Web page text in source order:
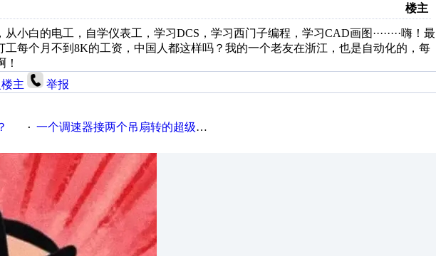
楼主
小白的电工，自学仪表工，学习DCS，学习西门子编程，学习CAD画图········嗨！最
每个月不到8K的工资，中国人都这样吗？我的一个老友在浙江，也是自动化的，每
！
主 举报
· 一个调速器接两个吊扇转的超级慢，怎么回事？